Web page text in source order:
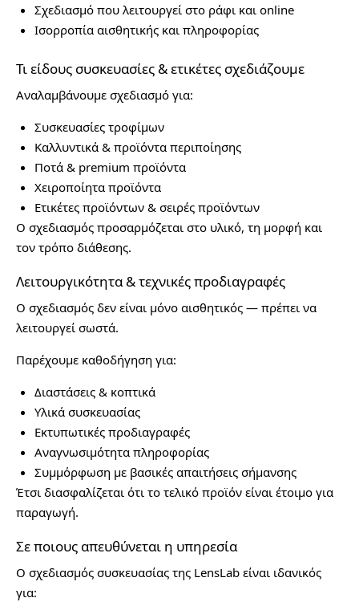
Σχεδιασμό που λειτουργεί στο ράφι και online
Ισορροπία αισθητικής και πληροφορίας
Τι είδους συσκευασίες & ετικέτες σχεδιάζουμε
Αναλαμβάνουμε σχεδιασμό για:
Συσκευασίες τροφίμων
Καλλυντικά & προϊόντα περιποίησης
Ποτά & premium προϊόντα
Χειροποίητα προϊόντα
Ετικέτες προϊόντων & σειρές προϊόντων
Ο σχεδιασμός προσαρμόζεται στο υλικό, τη μορφή και
τον τρόπο διάθεσης.
Λειτουργικότητα & τεχνικές προδιαγραφές
Ο σχεδιασμός δεν είναι μόνο αισθητικός — πρέπει να
λειτουργεί σωστά.
Παρέχουμε καθοδήγηση για:
Διαστάσεις & κοπτικά
Υλικά συσκευασίας
Εκτυπωτικές προδιαγραφές
Αναγνωσιμότητα πληροφορίας
Συμμόρφωση με βασικές απαιτήσεις σήμανσης
Έτσι διασφαλίζεται ότι το τελικό προϊόν είναι έτοιμο για
παραγωγή.
Σε ποιους απευθύνεται η υπηρεσία
Ο σχεδιασμός συσκευασίας της LensLab είναι ιδανικός
για: